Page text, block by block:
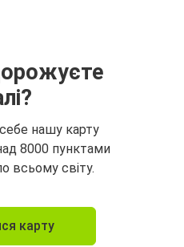
нашу карту
8000 пунктами
всьому світу.
карту